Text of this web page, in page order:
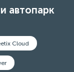
автопарк
Cloud